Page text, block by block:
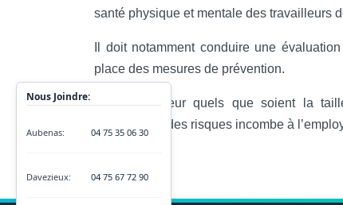
Nous Joindre:
Aubenas: 04 75 35 06 30
Davezieux: 04 75 67 72 90
santé physique et mentale des travailleurs
Il doit notamment conduire une
place des mesures de prévention.
Tout employeur quels que soient la
d’évaluation des risques incombe à